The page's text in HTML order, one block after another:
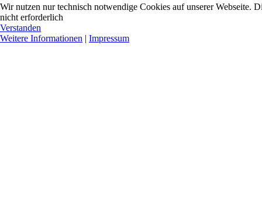
Wir nutzen nur technisch notwendige Cookies auf unserer Webseite.
nicht erforderlich
Verstanden
Weitere Informationen | Impressum